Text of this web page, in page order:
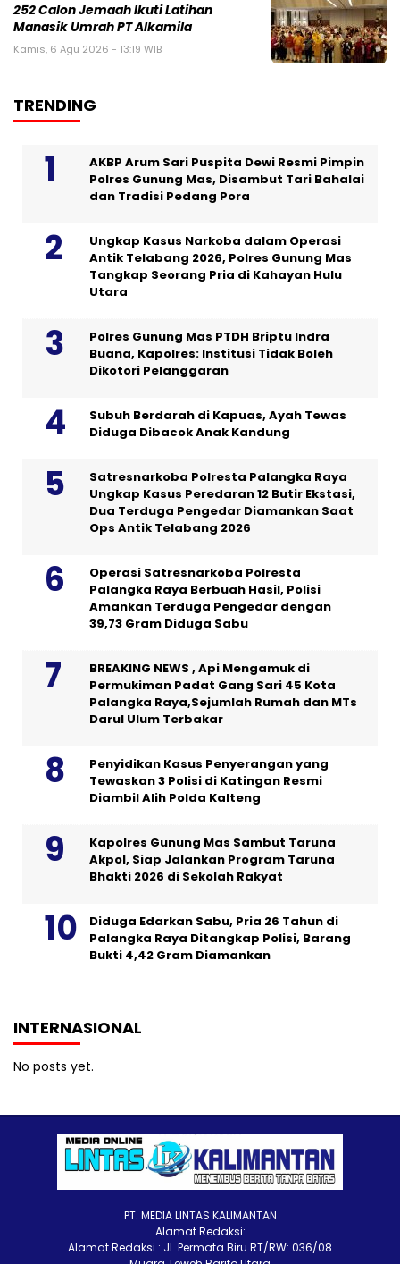
252 Calon Jemaah Ikuti Latihan
Manasik Umrah PT Alkamila
Kamis, 6 Agu 2026 - 13:19 WIB
TRENDING
AKBP Arum Sari Puspita Dewi Resmi Pimpin
Polres Gunung Mas, Disambut Tari Bahalai
dan Tradisi Pedang Pora
Ungkap Kasus Narkoba dalam Operasi
Antik Telabang 2026, Polres Gunung Mas
Tangkap Seorang Pria di Kahayan Hulu
Utara
Polres Gunung Mas PTDH Briptu Indra
Buana, Kapolres: Institusi Tidak Boleh
Dikotori Pelanggaran
Subuh Berdarah di Kapuas, Ayah Tewas
Diduga Dibacok Anak Kandung
Satresnarkoba Polresta Palangka Raya
Ungkap Kasus Peredaran 12 Butir Ekstasi,
Dua Terduga Pengedar Diamankan Saat
Ops Antik Telabang 2026
Operasi Satresnarkoba Polresta
Palangka Raya Berbuah Hasil, Polisi
Amankan Terduga Pengedar dengan
39,73 Gram Diduga Sabu
BREAKING NEWS , Api Mengamuk di
Permukiman Padat Gang Sari 45 Kota
Palangka Raya,Sejumlah Rumah dan MTs
Darul Ulum Terbakar
Penyidikan Kasus Penyerangan yang
Tewaskan 3 Polisi di Katingan Resmi
Diambil Alih Polda Kalteng
Kapolres Gunung Mas Sambut Taruna
Akpol, Siap Jalankan Program Taruna
Bhakti 2026 di Sekolah Rakyat
Diduga Edarkan Sabu, Pria 26 Tahun di
Palangka Raya Ditangkap Polisi, Barang
Bukti 4,42 Gram Diamankan
INTERNASIONAL
No posts yet.
PT. MEDIA LINTAS KALIMANTAN
Alamat Redaksi:
Alamat Redaksi : Jl. Permata Biru RT/RW: 036/08